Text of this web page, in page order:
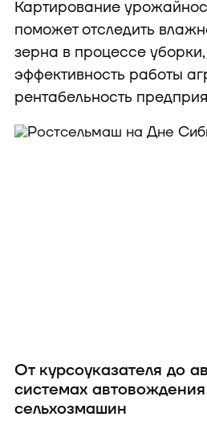
Картирование
поможет отследить
зерна в процессе
эффективность работы
рентабельность
От курсоуказателя до
системах
сельхозмашин